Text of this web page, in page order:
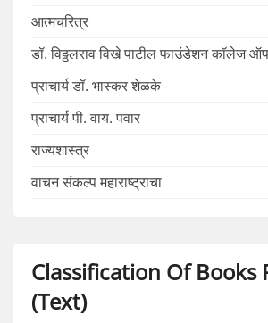
आत्मचरित्र
डॉ. विठ्ठलराव विखे पाटील फाउंडेशन कॉलेज
प्राचार्य डॉ. भास्कर शेळके
प्राचार्य पी. वाय. पवार
राज्यशास्त्र
वाचन संकल्प महाराष्ट्राचा
Classification Of Books
(Text)